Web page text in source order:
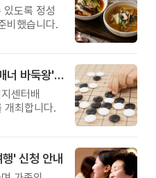
도록 정성
비했습니다.
제3회 서초구 아버지센터배 '매너 바둑왕' 대회
센터배
개최합니다.
' 신청 안내